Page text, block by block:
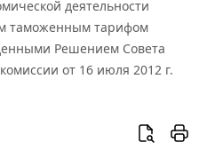
деятельности
таможенным тарифом
Решением Совета
от 16 июля 2012 г.